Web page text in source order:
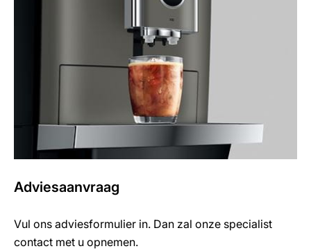
Adviesaanvraag
Vul ons adviesformulier in. Dan zal onze specialist
contact met u opnemen.